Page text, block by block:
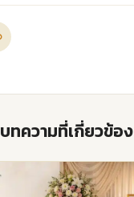
บทความที่เกี่ยวข้อง